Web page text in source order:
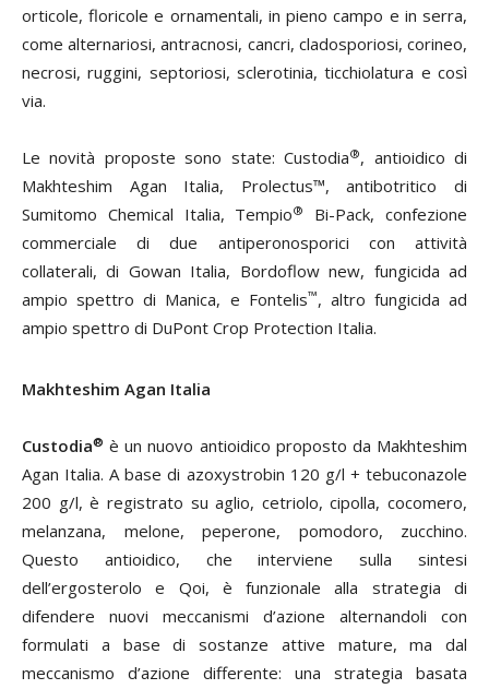
orticole, floricole e ornamentali, in pieno campo e in serra,
come alternariosi, antracnosi, cancri, cladosporiosi, corineo,
necrosi, ruggini, septoriosi, sclerotinia, ticchiolatura e così
via.
Le novità proposte sono state: Custodia®, antioidico di
Makhteshim Agan Italia, Prolectus™, antibotritico di
Sumitomo Chemical Italia, Tempio®
Bi-Pack, confezione
commerciale di due antiperonosporici con attività
collaterali, di Gowan Italia, Bordoflow new, fungicida ad
ampio spettro di Manica, e Fontelis™, altro fungicida ad
ampio spettro di DuPont Crop Protection Italia.
Makhteshim Agan Italia
Custodia® è un nuovo antioidico proposto da Makhteshim
Agan Italia. A base di azoxystrobin 120 g/l + tebuconazole
200 g/l, è registrato su aglio, cetriolo, cipolla, cocomero,
melanzana, melone, peperone, pomodoro, zucchino.
Questo antioidico, che interviene sulla sintesi
dell’ergosterolo e Qoi, è funzionale alla strategia di
difendere nuovi meccanismi d’azione alternandoli con
formulati a base di sostanze attive mature, ma dal
meccanismo d’azione differente: una strategia basata